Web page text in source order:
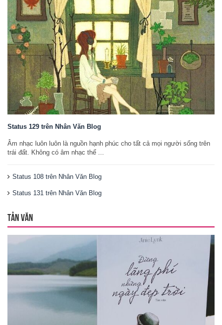
Status 129 trên Nhân Văn Blog
Âm nhạc luôn luôn là nguồn hạnh phúc cho tất cả mọi người sống trên
trái đất. Không có âm nhạc thế ...
Status 108 trên Nhân Văn Blog
Status 131 trên Nhân Văn Blog
TẢN VĂN